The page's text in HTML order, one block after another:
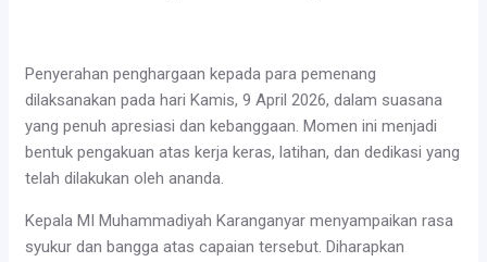
Penyerahan penghargaan kepada para pemenang
dilaksanakan pada hari Kamis, 9 April 2026, dalam suasana
yang penuh apresiasi dan kebanggaan. Momen ini menjadi
bentuk pengakuan atas kerja keras, latihan, dan dedikasi yang
telah dilakukan oleh ananda.
Kepala MI Muhammadiyah Karanganyar menyampaikan rasa
syukur dan bangga atas capaian tersebut. Diharapkan